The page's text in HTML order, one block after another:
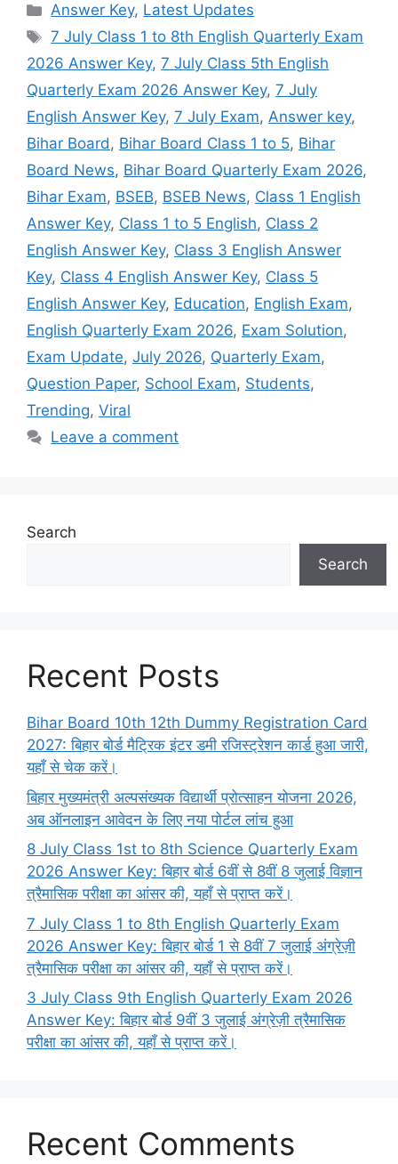
Categories
Answer Key, Latest Updates
Tags
7 July Class 1 to 8th English Quarterly Exam
2026 Answer Key, 7 July Class 5th English
Quarterly Exam 2026 Answer Key, 7 July
English Answer Key, 7 July Exam, Answer key,
Bihar Board, Bihar Board Class 1 to 5, Bihar
Board News, Bihar Board Quarterly Exam 2026,
Bihar Exam, BSEB, BSEB News, Class 1 English
Answer Key, Class 1 to 5 English, Class 2
English Answer Key, Class 3 English Answer
Key, Class 4 English Answer Key, Class 5
English Answer Key, Education, English Exam,
English Quarterly Exam 2026, Exam Solution,
Exam Update, July 2026, Quarterly Exam,
Question Paper, School Exam, Students,
Trending, Viral
Leave a comment
Search
Search
Recent Posts
Bihar Board 10th 12th Dummy Registration Card
2027: बिहार बोर्ड मैट्रिक इंटर डमी रजिस्ट्रेशन कार्ड हुआ जारी,
यहाँ से चेक करें।
बिहार मुख्यमंत्री अल्पसंख्यक विद्यार्थी प्रोत्साहन योजना 2026,
अब ऑनलाइन आवेदन के लिए नया पोर्टल लांच हुआ
8 July Class 1st to 8th Science Quarterly Exam
2026 Answer Key: बिहार बोर्ड 6वीं से 8वीं 8 जुलाई विज्ञान
त्रैमासिक परीक्षा का आंसर की, यहाँ से प्राप्त करें।
7 July Class 1 to 8th English Quarterly Exam
2026 Answer Key: बिहार बोर्ड 1 से 8वीं 7 जुलाई अंग्रेज़ी
त्रैमासिक परीक्षा का आंसर की, यहाँ से प्राप्त करें।
3 July Class 9th English Quarterly Exam 2026
Answer Key: बिहार बोर्ड 9वीं 3 जुलाई अंग्रेज़ी त्रैमासिक
परीक्षा का आंसर की, यहाँ से प्राप्त करें।
Recent Comments